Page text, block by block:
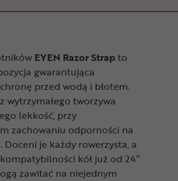
EYEN Razor Strapto
gwarantująca
przed wodą i błotem.
wytrzymałego tworzywa
lekkość, przy
zachowaniu odporności na
Doceni je każdy rowerzysta, a
kół już od 24”
zawitać na niejednym